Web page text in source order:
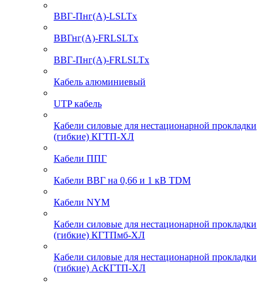
ВВГ-Пнг(А)-LSLTx
ВВГнг(А)-FRLSLTx
ВВГ-Пнг(А)-FRLSLTx
Кабель алюминиевый
UTP кабель
Кабели силовые для нестационарной прокладки
(гибкие) КГТП-ХЛ
Кабели ППГ
Кабели ВВГ на 0,66 и 1 кВ TDM
Кабели NYM
Кабели силовые для нестационарной прокладки
(гибкие) КГТПмб-ХЛ
Кабели силовые для нестационарной прокладки
(гибкие) АсКГТП-ХЛ